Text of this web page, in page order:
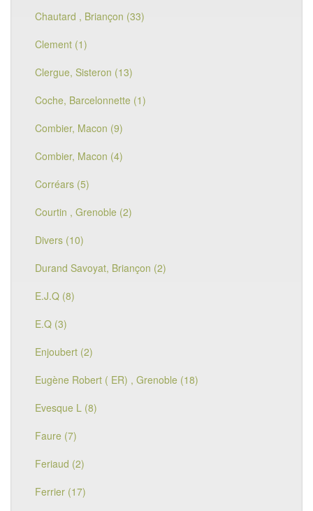
Chautard , Briançon (33)
Clement (1)
Clergue, Sisteron (13)
Coche, Barcelonnette (1)
Combier, Macon (9)
Combier, Macon (4)
Corréars (5)
Courtin , Grenoble (2)
Divers (10)
Durand Savoyat, Briançon (2)
E.J.Q (8)
E.Q (3)
Enjoubert (2)
Eugène Robert ( ER) , Grenoble (18)
Evesque L (8)
Faure (7)
Feriaud (2)
Ferrier (17)